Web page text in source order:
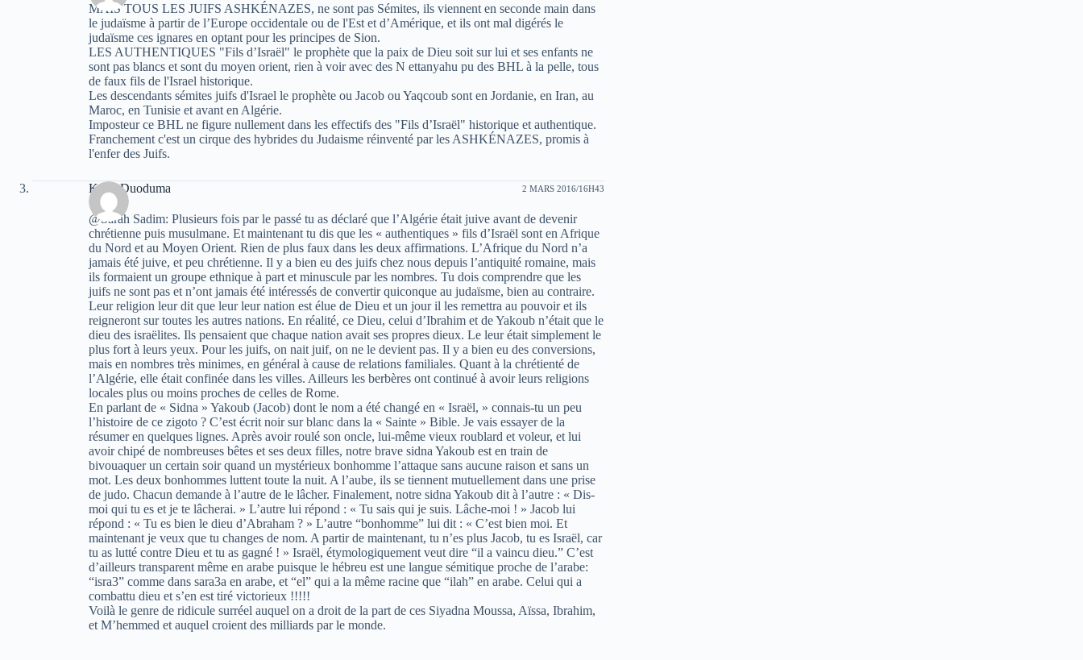
MAIS TOUS LES JUIFS ASHKÉNAZES, ne sont pas Sémites, ils viennent en seconde main dans
le judaïsme à partir de l’Europe occidentale ou de l'Est et d’Amérique, et ils ont mal digérés le
judaïsme ces ignares en optant pour les principes de Sion.
LES AUTHENTIQUES "Fils d’Israël" le prophète que la paix de Dieu soit sur lui et ses enfants ne
sont pas blancs et sont du moyen orient, rien à voir avec des N ettanyahu pu des BHL à la pelle, tous
de faux fils de l'Israel historique.
Les descendants sémites juifs d'Israel le prophète ou Jacob ou Yaqcoub sont en Jordanie, en Iran, au
Maroc, en Tunisie et avant en Algérie.
Imposteur ce BHL ne figure nullement dans les effectifs des "Fils d’Israël" historique et authentique.
Franchement c'est un cirque des hybrides du Judaisme réinventé par les ASHKÉNAZES, promis à
l'enfer des Juifs.
Kichi Duoduma 2 MARS 2016/16H43
@Sarah Sadim: Plusieurs fois par le passé tu as déclaré que l’Algérie était juive avant de devenir
chrétienne puis musulmane. Et maintenant tu dis que les « authentiques » fils d’Israël sont en Afrique
du Nord et au Moyen Orient. Rien de plus faux dans les deux affirmations. L’Afrique du Nord n’a
jamais été juive, et peu chrétienne. Il y a bien eu des juifs chez nous depuis l’antiquité romaine, mais
ils formaient un groupe ethnique à part et minuscule par les nombres. Tu dois comprendre que les
juifs ne sont pas et n’ont jamais été intéressés de convertir quiconque au judaïsme, bien au contraire.
Leur religion leur dit que leur leur nation est élue de Dieu et un jour il les remettra au pouvoir et ils
reigneront sur toutes les autres nations. En réalité, ce Dieu, celui d’Ibrahim et de Yakoub n’était que le
dieu des israëlites. Ils pensaient que chaque nation avait ses propres dieux. Le leur était simplement le
plus fort à leurs yeux. Pour les juifs, on nait juif, on ne le devient pas. Il y a bien eu des conversions,
mais en nombres très minimes, en général à cause de relations familiales. Quant à la chrétienté de
l’Algérie, elle était confinée dans les villes. Ailleurs les berbères ont continué à avoir leurs religions
locales plus ou moins proches de celles de Rome.
En parlant de « Sidna » Yakoub (Jacob) dont le nom a été changé en « Israël, » connais-tu un peu
l’histoire de ce zigoto ? C’est écrit noir sur blanc dans la « Sainte » Bible. Je vais essayer de la
résumer en quelques lignes. Après avoir roulé son oncle, lui-même vieux roublard et voleur, et lui
avoir chipé de nombreuses bêtes et ses deux filles, notre brave sidna Yakoub est en train de
bivouaquer un certain soir quand un mystérieux bonhomme l’attaque sans aucune raison et sans un
mot. Les deux bonhommes luttent toute la nuit. A l’aube, ils se tiennent mutuellement dans une prise
de judo. Chacun demande à l’autre de le lâcher. Finalement, notre sidna Yakoub dit à l’autre : « Dis-
moi qui tu es et je te lâcherai. » L’autre lui répond : « Tu sais qui je suis. Lâche-moi ! » Jacob lui
répond : « Tu es bien le dieu d’Abraham ? » L’autre “bonhomme” lui dit : « C’est bien moi. Et
maintenant je veux que tu changes de nom. A partir de maintenant, tu n’es plus Jacob, tu es Israël, car
tu as lutté contre Dieu et tu as gagné ! » Israël, étymologiquement veut dire “il a vaincu dieu.” C’est
d’ailleurs transparent même en arabe puisque le hébreu est une langue sémitique proche de l’arabe:
“isra3” comme dans sara3a en arabe, et “el” qui a la même racine que “ilah” en arabe. Celui qui a
combattu dieu et s’en est tiré victorieux !!!!!
Voilà le genre de ridicule surréel auquel on a droit de la part de ces Siyadna Moussa, Aïssa, Ibrahim,
et M’hemmed et auquel croient des milliards par le monde.